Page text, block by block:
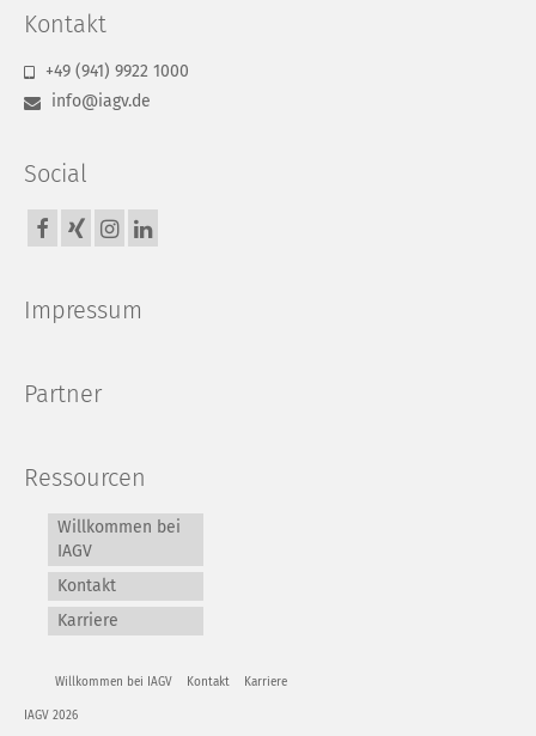
Kontakt
+49 (941) 9922 1000
info@iagv.de
Social
Impressum
Partner
Ressourcen
Willkommen bei
IAGV
Kontakt
Karriere
Willkommen bei IAGV Kontakt Karriere
IAGV 2026